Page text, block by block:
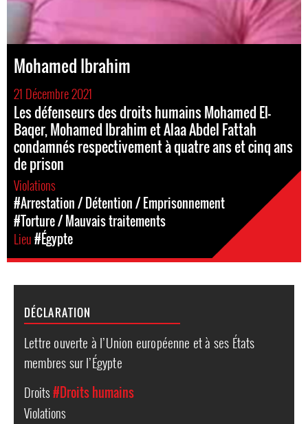
Mohamed Ibrahim
21 Décembre 2021
Les défenseurs des droits humains Mohamed El-
Baqer, Mohamed Ibrahim et Alaa Abdel Fattah
condamnés respectivement à quatre ans et cinq ans
de prison
Violations
#Arrestation / Détention / Emprisonnement
#Torture / Mauvais traitements
Lieu#Égypte
DÉCLARATION
Lettre ouverte à l’Union européenne et à ses États
membres sur l’Égypte
Droits#Droits humains
Violations